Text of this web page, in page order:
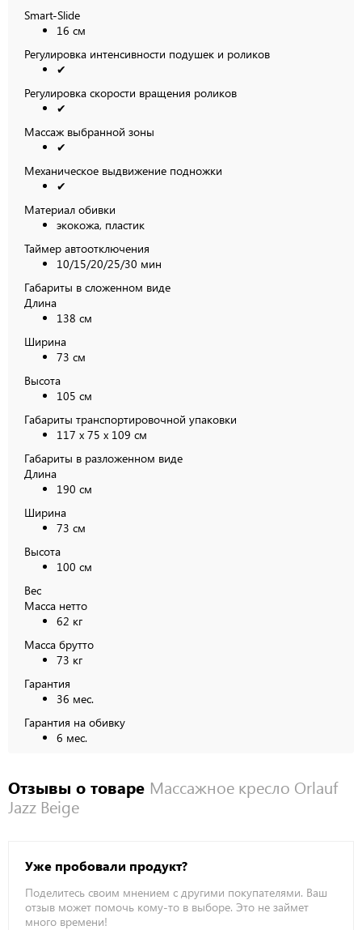
Smart-Slide
16 см
Регулировка интенсивности подушек и роликов
✔
Регулировка скорости вращения роликов
✔
Массаж выбранной зоны
✔
Механическое выдвижение подножки
✔
Материал обивки
экокожа, пластик
Таймер автоотключения
10/15/20/25/30 мин
Габариты в сложенном виде
Длина
138 см
Ширина
73 см
Высота
105 см
Габариты транспортировочной упаковки
117 х 75 х 109 см
Габариты в разложенном виде
Длина
190 см
Ширина
73 см
Высота
100 см
Вес
Масса нетто
62 кг
Масса брутто
73 кг
Гарантия
36 мес.
Гарантия на обивку
6 мес.
Отзывы о товаре Массажное кресло Orlauf
Jazz Beige
Уже пробовали продукт?
Поделитесь своим мнением с другими покупателями. Ваш
отзыв может помочь кому-то в выборе. Это не займет
много времени!